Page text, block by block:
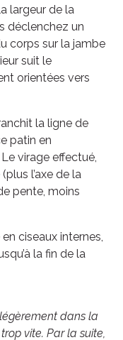
largeur de la
déclenchez un
corps sur la jambe
suit le
orientées vers
la ligne de
patin en
virage effectué,
l’axe de la
pente, moins
ciseaux internes,
la fin de la
dans la
vite. Par la suite,